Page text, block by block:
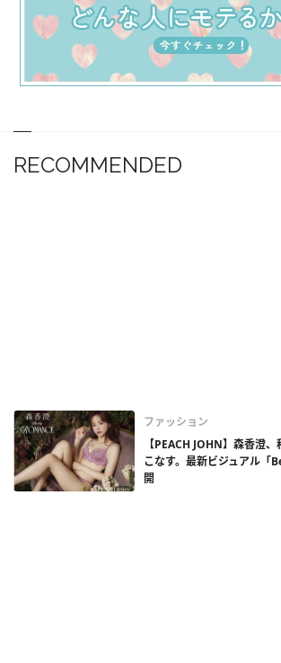
RECOMMENDED
ファッション
【PEACH JOHN】森香澄
こなす。最新ビジュアル「
開